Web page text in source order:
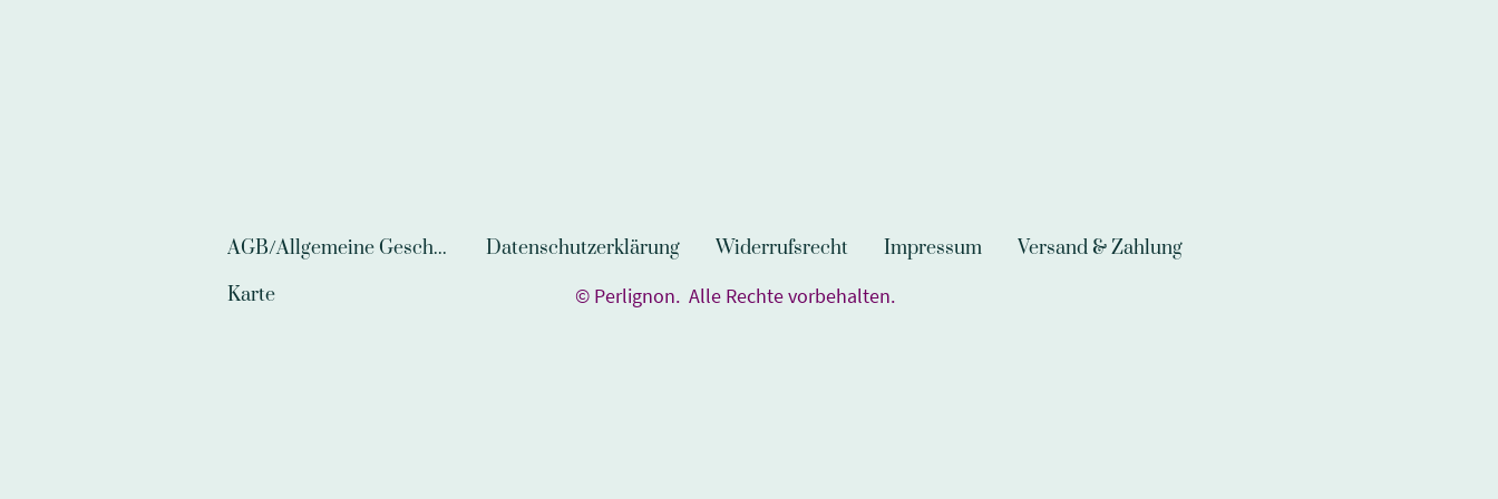
AGB/Allgemeine Geschäftsbedingungen Datenschutzerklärung Widerrufsrecht Impressum
Versand & Zahlung
Karte
© Perlignon. Alle Rechte vorbehalten.